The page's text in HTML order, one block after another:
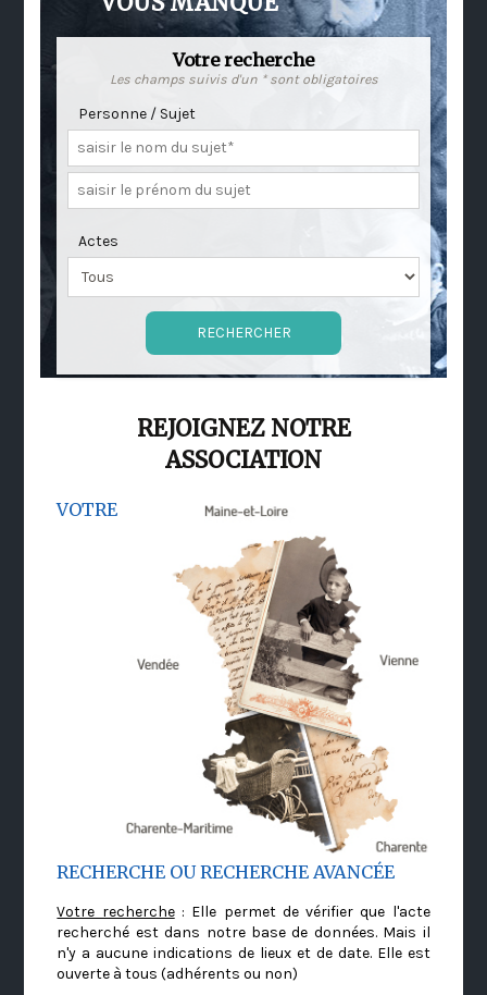
Votre recherche
Les champs suivis d'un * sont obligatoires
Personne / Sujet
Actes
REJOIGNEZ NOTRE
ASSOCIATION
VOTRE
RECHERCHE OU RECHERCHE AVANCÉE
Votre recherche: Elle permet de vérifier que l'acte
recherché est dans notre base de données. Mais il
n'y a aucune indications de lieux et de date. Elle est
ouverte à tous (adhérents ou non)